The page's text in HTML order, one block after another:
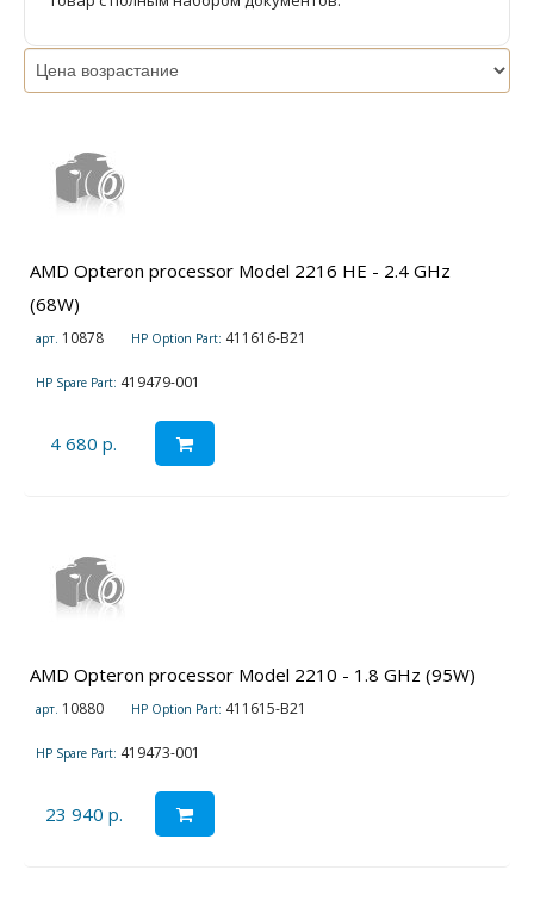
AMD Opteron processor Model 2216 HE - 2.4 GHz
(68W)
арт. 10878 HP Option Part: 411616-B21
HP Spare Part: 419479-001
4 680 р.
AMD Opteron processor Model 2210 - 1.8 GHz (95W)
арт. 10880 HP Option Part: 411615-B21
HP Spare Part: 419473-001
23 940 р.